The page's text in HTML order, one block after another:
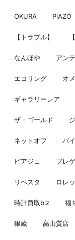
OKURA PiAZO
【トラブル】
なんぼや アン
エコリング オ
ギャラリーレア
ザ・ゴールド
ネットオフ バ
ピアジェ ブレゲ
リペスタ ロレ
時計買取biz 福
銀蔵 高山質店